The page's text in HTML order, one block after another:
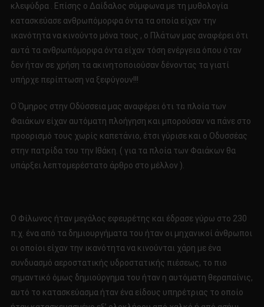
κλεψύδρα . Επίσης ο Δαίδαλος σύμφωνα με τη μυθολογία
κατασκεύασε ανθρωπόμορφα όντα τα οποία είχαν την
ικανότητα να κινούντο μόνα τους , ο Πλάτων μας αναφέρει ότι
αυτά τα ανθρωπόμορφα όντα είχαν τόση ενέργεια όπου όταν
δεν ήταν σε χρήση τα ακινητοποιούσαν δένοντας τα γιατί
υπήρχε περίπτωση να ξεφύγουν!!!
Ο Όμηρος στην Οδύσσεια μας αναφέρει ότι τα πλοία των
Φαιάκων είχαν αυτόματη πλοήγηση και μπορούσαν να πάνε στο
προορισμό τους χωρίς καπετάνιο, έτσι γύρισε και ο Οδυσσέας
στην πατρίδα του την Ιθάκη. ( για τα πλοία των Φαιάκων θα
υπάρξει λεπτομερέστατο άρθρο στο μέλλον ).
Ο Φίλωνος ήταν μεγάλος εφευρέτης και έδρασε γύρω στο 230
π.χ. ένα από τα δημιουργήματα του ήταν οι μηχανικοί άνθρωποι
οι οποίοι είχαν την ικανότητα να κινούνται χάρη με ένα
συνδυασμό αεροστατικής υδροστατικής πιέσεως, το πιο
σημαντικό όμως δημιούργημα του ήταν η αυτόματη θεραπαίνις,
αυτό το κατασκεύασμα ήταν ένα είδους υπηρέτριας το οποίο